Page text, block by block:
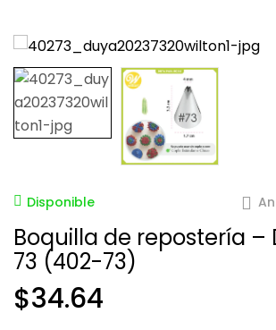
Disponible
Boquilla de repostería –
73 (402-73)
$34.64